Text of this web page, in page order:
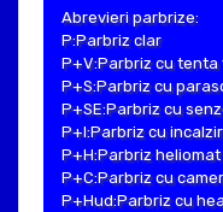
Abrevieri parbrize:
P:Parbriz clar
P+V:Parbriz cu tenta
P+S:Parbriz cu
P+SE:Parbriz cu
P+I:Parbriz cu
P+H:Parbriz heliomat
P+C:Parbriz cu
P+Hud:Parbriz cu